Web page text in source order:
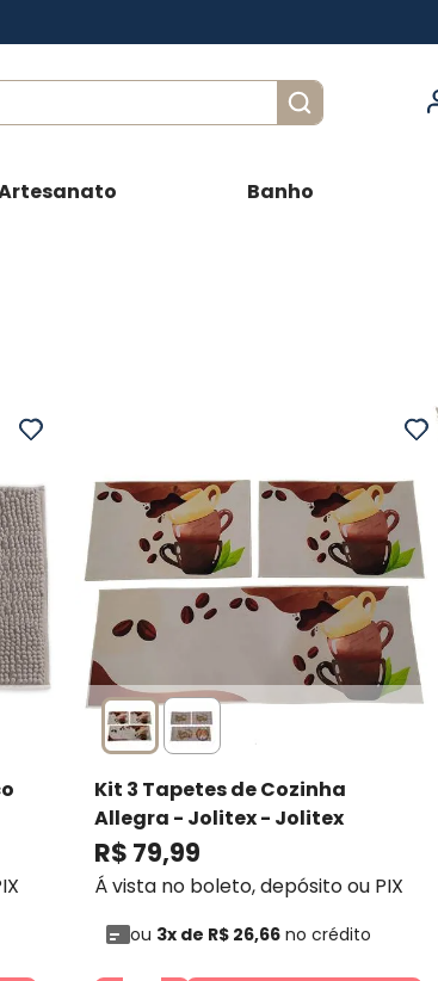
Banho
Kit 3 Tapetes de Cozinha
Allegra - Jolitex- Jolitex
tapetes
R$ 79,99
Á vista no boleto, depósito ou PIX
ou 3x de R$ 26,66 no crédito